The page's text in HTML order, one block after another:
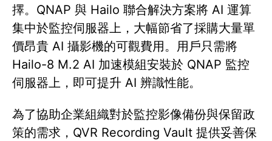
擇。QNAP 與 Hailo 聯合解決方案將 AI 運算
集中於監控伺服器上，大幅節省了採購大量單
價昂貴 AI 攝影機的可觀費用。用戶只需將
Hailo-8 M.2 AI 加速模組安裝於 QNAP 監控
伺服器上，即可提升 AI 辨識性能。
為了協助企業組織對於監控影像備份與保留政
策的需求，QVR Recording Vault 提供妥善保